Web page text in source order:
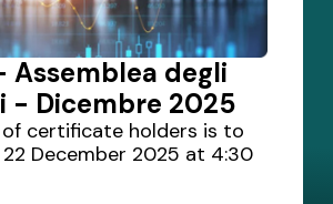
Assemblea degli
- Dicembre 2025
certificate holders is to
December 2025 at 4:30